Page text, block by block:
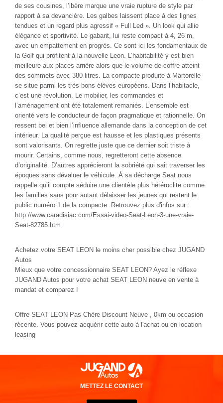
de ses cousines, l’ibère marque une vraie rupture de style par
rapport à sa devancière. Les galbes laissent place à des lignes
tendues et un regard plus agressif « Full Led ». Un look qui allie
élégance et sportivité. Le gabarit, lui reste compact à 4, 26 m,
avec un empattement en progrès. Ce sont ici les fondamentaux de
la Golf qui profitent à la nouvelle Leon. L’habitabilité y est bien
meilleure aux places arrière alors que le volume de coffre atteint
des sommets avec 380 litres. La compacte produite à Martorelle
se situe parmi les très bons élèves européens. Dans l’habitacle,
c’est une révolution. Le mobilier, les commandes et
l’aménagement ont été totalement remaniés. L’ensemble est
orienté vers le conducteur de façon pragmatique et rationnelle. On
ressent bel et bien l’influence allemande dans la conception de cet
intérieur. La qualité perçue est hausse et les plastiques présents
sont valorisants. On regrette juste que ce dernier soit triste à
mourir. Certains, comme nous, regretteront cette absence
d’originalité. D’autres apprécieront la sobriété qui sait traverser les
époques sans dévaluer le véhicule. À sa décharge Seat nous
rappelle qu’il compte séduire une clientèle plus hétéroclite comme
les familles sans pour autant délaisser les jeunes qui restent le
public numéro 1 de la compacte. Retrouvez plus d'infos sur :
http://www.caradisiac.com/Essai-video-Seat-Leon-3-une-vraie-
Seat-82785.htm
Achetez votre SEAT LEON le moins cher possible chez JUGAND
Autos
Mieux que votre concessionnaire SEAT LEON? Ayez le réflexe
JUGAND Autos pour votre achat SEAT LEON neuve en vente à
mandat et comparez !
Offre SEAT LEON Pas Chère Discount Neuve , 0km ou occasion
récente. Vous pouvez acquérir cette auto à l'achat ou en location
leasing
METTEZ LE CONTACT